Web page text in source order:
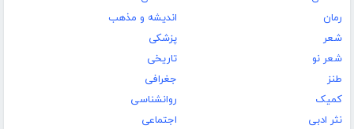
رمان
شعر
شعر نو
طنز
کمیک
نثر ادبی
اندیشه و مذهب
پزشکی
تاریخی
جغرافی
روانشناسی
اجتماعی